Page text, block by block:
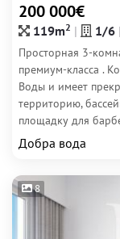
200 000€
119m2 1/6
Просторная 3-
премиум-класса .
Воды и имеет
территорию,
площадку для
Добра вода
8